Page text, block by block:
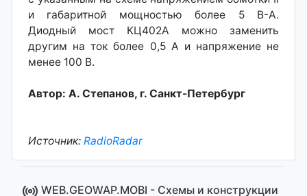
и габаритной мощностью более 5 В-А.
Диодный мост КЦ402А можно заменить
другим на ток более 0,5 А и напряжение не
менее 100 В.
Автор: А. Степанов, г. Санкт-Петербург
Источник: RadioRadar
WEB.GEOWAP.MOBI - Cхемы и конструкции